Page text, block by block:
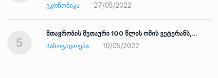
ᲔᲙᲝᲜᲝᲛᲘᲙᲐ
27/05/2022
5
მთავრობის მეთაური 100 წლის ომის ვეტერანს,…
ᲡᲐᲖᲝᲒᲐᲓᲝᲔᲑᲐ
10/05/2022